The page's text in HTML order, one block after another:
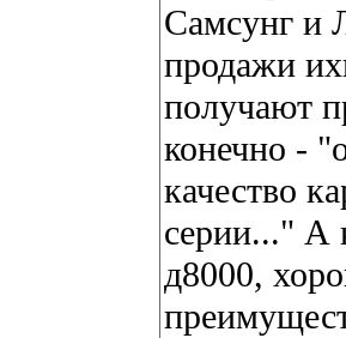
Самсунг и
продажи
получают
конечно -
качество
серии..." А
д8000,